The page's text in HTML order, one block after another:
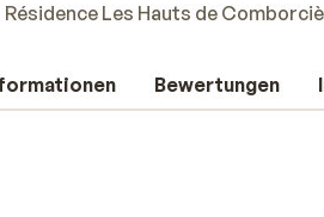
Résidence Les Hauts de
Bewertungen